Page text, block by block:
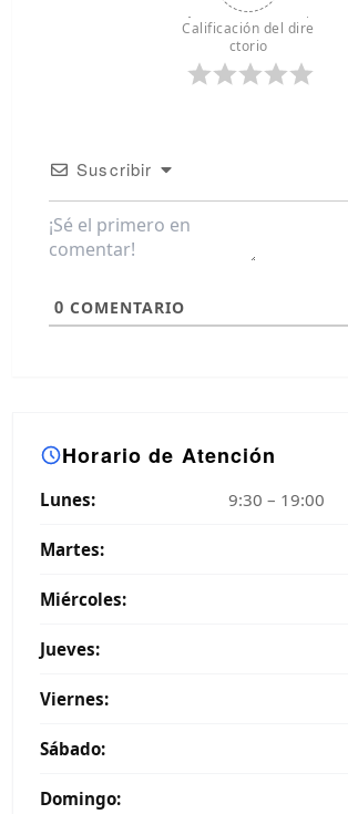
Calificación del dire
ctorio
Suscribir
0 COMENTARIO
Horario de Atención
Lunes: 9:30 – 19:00
Martes:
Miércoles:
Jueves:
Viernes:
Sábado:
Domingo: